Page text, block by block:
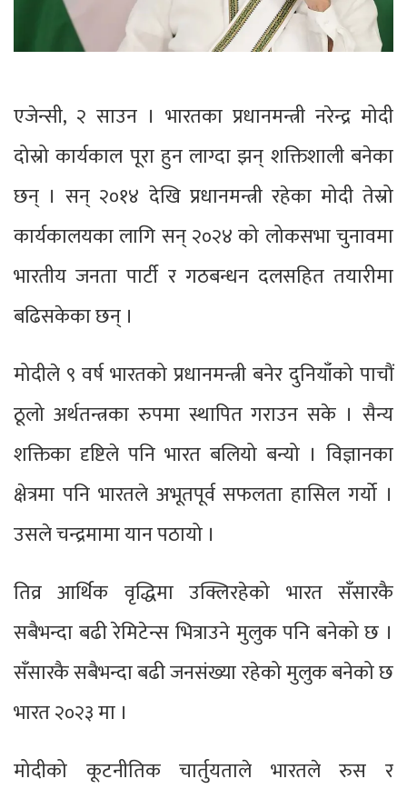
एजेन्सी, २ साउन । भारतका प्रधानमन्त्री नरेन्द्र मोदी
दोस्रो कार्यकाल पूरा हुन लाग्दा झन् शक्तिशाली बनेका
छन् । सन् २०१४ देखि प्रधानमन्त्री रहेका मोदी तेस्रो
कार्यकालयका लागि सन् २०२४ को लोकसभा चुनावमा
भारतीय जनता पार्टी र गठबन्धन दलसहित तयारीमा
बढिसकेका छन् ।
मोदीले ९ वर्ष भारतको प्रधानमन्त्री बनेर दुनियाँको पाचौं
ठूलो अर्थतन्त्रका रुपमा स्थापित गराउन सके । सैन्य
शक्तिका दृष्टिले पनि भारत बलियो बन्यो । विज्ञानका
क्षेत्रमा पनि भारतले अभूतपूर्व सफलता हासिल गर्यो ।
उसले चन्द्रमामा यान पठायो ।
तिव्र आर्थिक वृद्धिमा उक्लिरहेको भारत सँसारकै
सबैभन्दा बढी रेमिटेन्स भित्राउने मुलुक पनि बनेको छ ।
सँसारकै सबैभन्दा बढी जनसंख्या रहेको मुलुक बनेको छ
भारत २०२३ मा ।
मोदीको कूटनीतिक चार्तुयताले भारतले रुस र